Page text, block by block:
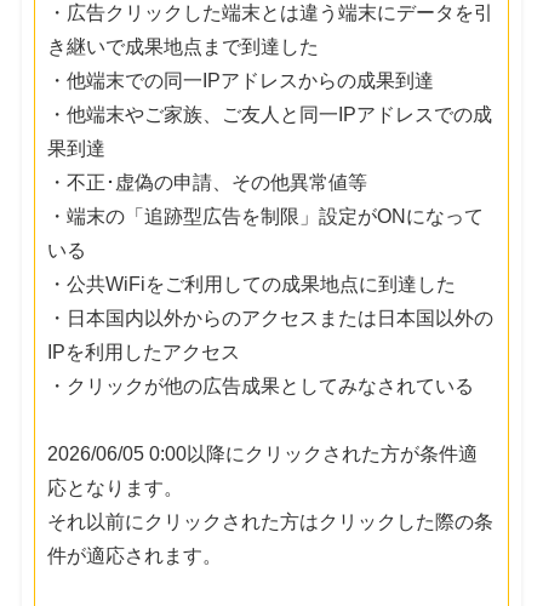
・広告クリックした端末とは違う端末にデータを引
き継いで成果地点まで到達した
・他端末での同一IPアドレスからの成果到達
・他端末やご家族、ご友人と同一IPアドレスでの成
果到達
・不正･虚偽の申請、その他異常値等
・端末の「追跡型広告を制限」設定がONになって
いる
・公共WiFiをご利用しての成果地点に到達した
・日本国内以外からのアクセスまたは日本国以外の
IPを利用したアクセス
・クリックが他の広告成果としてみなされている
2026/06/05 0:00以降にクリックされた方が条件適
応となります。
それ以前にクリックされた方はクリックした際の条
件が適応されます。